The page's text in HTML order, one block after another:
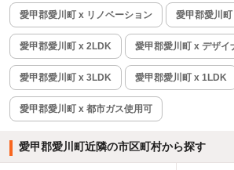
愛甲郡愛川町 x リノベーション 愛甲郡愛川
愛甲郡愛川町 x 2LDK 愛甲郡愛川町 x デザイ
愛甲郡愛川町 x 3LDK 愛甲郡愛川町 x 1LDK
愛甲郡愛川町 x 都市ガス使用可
愛甲郡愛川町近隣の市区町村から探す